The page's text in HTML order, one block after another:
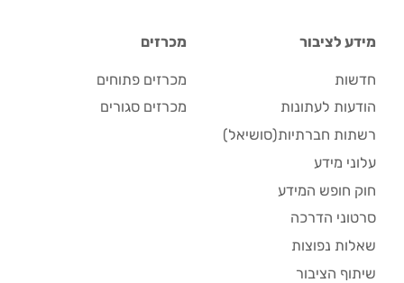
מידע לציבור
חדשות
הודעות לעתונות
רשתות חברתיות(סושיאל)
עלוני מידע
חוק חופש המידע
סרטוני הדרכה
שאלות נפוצות
שיתוף הציבור
מכרזים
מכרזים פתוחים
מכרזים סגורים